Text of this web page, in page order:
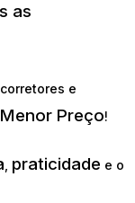
as
e
Menor Preço!
praticidade e o